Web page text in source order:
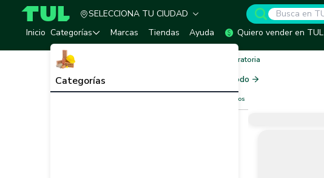
TUL - Tu Marketplace de Construcción
SELECCIONA TU CIUDAD
Inicio Categorías
Categorías
Marcas Tiendas Ayuda Quiero vender en TUL
Inicio Protección Respiratoria
Protección Respiratoria Ver todo
Limpiar filtros